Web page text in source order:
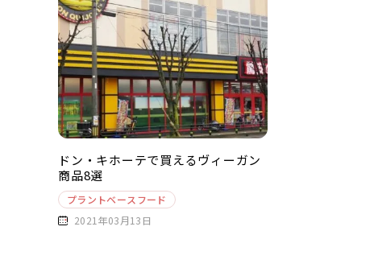
ドン・キホーテで買えるヴィーガン
商品8選
プラントベースフード
2021年03月13日